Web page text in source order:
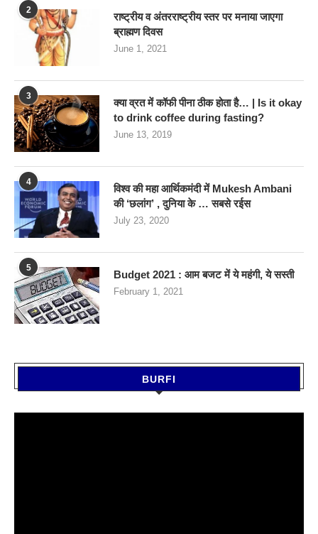
2
राष्ट्रीय व अंतरराष्ट्रीय स्तर पर मनाया जाएगा
ब्राह्मण दिवस
June 1, 2021
3
क्या व्रत में कॉफी पीना ठीक होता है… | Is it okay
to drink coffee during fasting?
June 13, 2019
4
विश्व की महा आर्थिकमंदी में Mukesh Ambani
की ‘छलांग’ , दुनिया के … सबसे रईस
July 23, 2020
5
Budget 2021 : आम बजट में ये महंगी, ये सस्‍ती
February 1, 2021
BURFI